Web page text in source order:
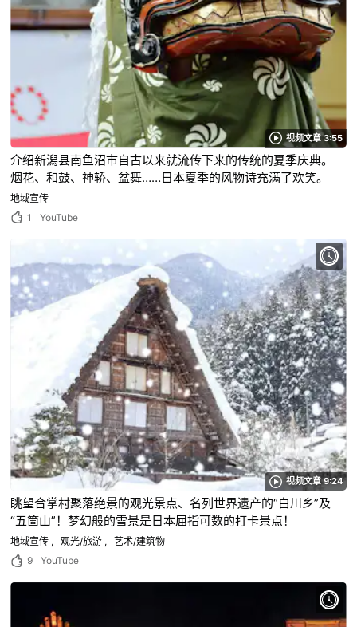
视频文章 3:55
介绍新潟县南鱼沼市自古以来就流传下来的传统的夏季庆典。
烟花、和鼓、神轿、盆舞……日本夏季的风物诗充满了欢笑。
地域宣传
1
YouTube
视频文章 9:24
眺望合掌村聚落绝景的观光景点、名列世界遗产的“白川乡”及
“五箇山”！梦幻般的雪景是日本屈指可数的打卡景点！
地域宣传 观光/旅游
艺术/建筑物
9
YouTube